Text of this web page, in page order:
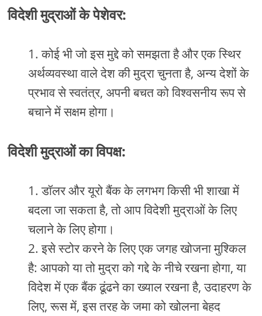
विदेशी मुद्राओं के पेशेवर:
कोई भी जो इस मुद्दे को समझता है और एक स्थिर
अर्थव्यवस्था वाले देश की मुद्रा चुनता है, अन्य देशों के
प्रभाव से स्वतंत्र, अपनी बचत को विश्वसनीय रूप से
बचाने में सक्षम होगा।
विदेशी मुद्राओं का विपक्ष:
डॉलर और यूरो बैंक के लगभग किसी भी शाखा में
बदला जा सकता है, तो आप विदेशी मुद्राओं के लिए
चलाने के लिए होगा।
इसे स्टोर करने के लिए एक जगह खोजना मुश्किल
है: आपको या तो मुद्रा को गद्दे के नीचे रखना होगा, या
विदेश में एक बैंक ढूंढने का ख्याल रखना है, उदाहरण के
लिए, रूस में, इस तरह के जमा को खोलना बेहद